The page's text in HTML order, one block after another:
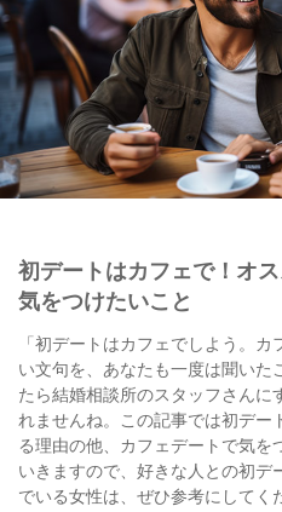
初デートはカフェで！オ
気をつけたいこと
「初デートはカフェでしよう。
い文句を、あなたも一度は聞いた
たら結婚相談所のスタッフさんに
れませんね。この記事では初デー
る理由の他、カフェデートで気を
いきますので、好きな人との初デ
でいる女性は、ぜひ参考にして